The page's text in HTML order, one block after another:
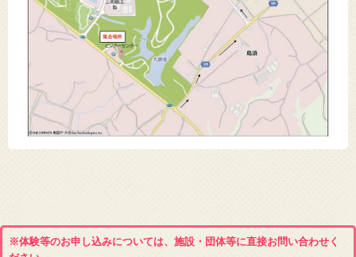
※体験等のお申し込みについては、施設・団体等に直接お問い合わせく